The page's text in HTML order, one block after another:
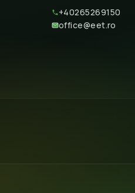
+40265269150
office@eet.ro